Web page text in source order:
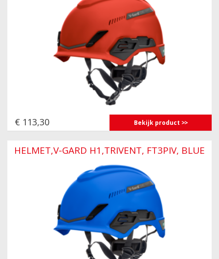
€ 113,30 Bekijk product
HELMET,V-GARD H1,TRIVENT, FT3PIV, BLUE